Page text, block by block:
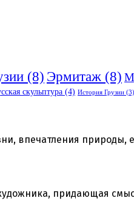
(8) Эрмитаж (8)
скульптура (4) История Грузии (3)
впечатления
придающая